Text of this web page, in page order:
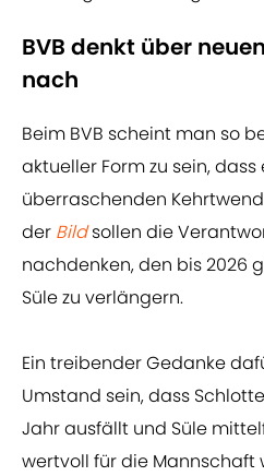
BVB denkt über
nach
Beim BVB scheint man so
aktueller Form zu sein,
überraschenden
der Bildsollen die
nachdenken, den bis 2026
Süle zu verlängern.
Ein treibender Gedanke
Umstand sein, dass
Jahr ausfällt und Süle
wertvoll für die Mannschaft